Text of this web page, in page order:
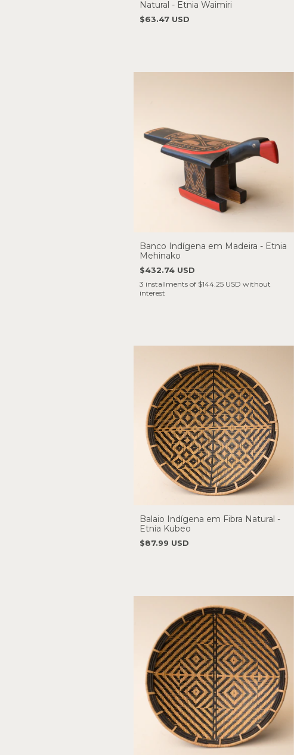
Natural - Etnia Waimiri
$63.47 USD
Banco Indígena em Madeira - Etnia
Mehinako
$432.74 USD
3 installments of $144.25 USD without
interest
Balaio Indígena em Fibra Natural -
Etnia Kubeo
$87.99 USD